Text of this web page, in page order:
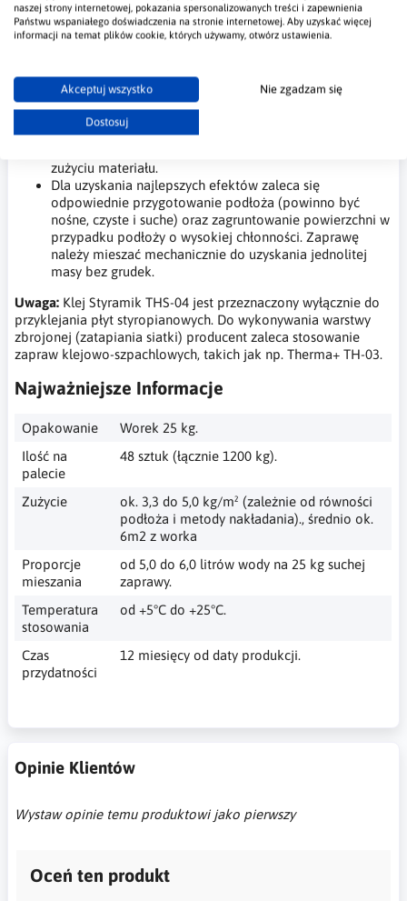
naszej strony internetowej, pokazania spersonalizowanych treści i zapewnienia
Państwu wspaniałego doświadczenia na stronie internetowej. Aby uzyskać więcej
informacji na temat plików cookie, których używamy, otwórz ustawienia.
Akceptuj wszystko Nie zgadzam się
Dostosuj
Wysoka przyczepność: Gwarantuje trwałe i stabilne
połączenie izolacji z elewacją.
Szybki przyrost wytrzymałości: Przyspiesza proces
Kompatybilność systemowa: Produkt wchodzi w skład
profesjonalnych systemów ociepleń THERMA+ (w
wariantach m.in. THERMATynk-A, SN, ST, SI).
Wydajność: Dzięki odpowiednio dobranej recepturze,
zużyciu materiału.
Dla uzyskania najlepszych efektów zaleca się
odpowiednie przygotowanie podłoża (powinno być
nośne, czyste i suche) oraz zagruntowanie powierzchni w
przypadku podłoży o wysokiej chłonności. Zaprawę
należy mieszać mechanicznie do uzyskania jednolitej
masy bez grudek.
Uwaga: Klej Styramik THS-04 jest przeznaczony wyłącznie do
przyklejania płyt styropianowych. Do wykonywania warstwy
zbrojonej (zatapiania siatki) producent zaleca stosowanie
zapraw klejowo-szpachlowych, takich jak np. Therma+ TH-03.
Najważniejsze Informacje
Opakowanie
Worek 25 kg.
Ilość na
palecie
48 sztuk (łącznie 1200 kg).
Zużycie
ok. 3,3 do 5,0 kg/m² (zależnie od równości
podłoża i metody nakładania)., średnio ok.
6m2 z worka
Proporcje
mieszania
od 5,0 do 6,0 litrów wody na 25 kg suchej
zaprawy.
Temperatura
stosowania
od +5°C do +25°C.
Czas
przydatności
12 miesięcy od daty produkcji.
Opinie Klientów
Wystaw opinie temu produktowi jako pierwszy
Oceń ten produkt